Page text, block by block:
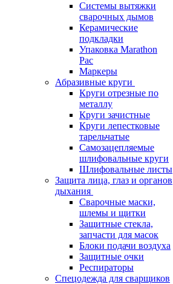
Системы вытяжки
сварочных дымов
Керамические
подкладки
Упаковка Marathon
Pac
Маркеры
Абразивные круги
Круги отрезные по
металлу
Круги зачистные
Круги лепестковые
тарельчатые
Самозацепляемые
шлифовальные круги
Шлифовальные листы
Защита лица, глаз и органов
дыхания
Сварочные маски,
шлемы и щитки
Защитные стекла,
запчасти для масок
Блоки подачи воздуха
Защитные очки
Респираторы
Спецодежда для сварщиков